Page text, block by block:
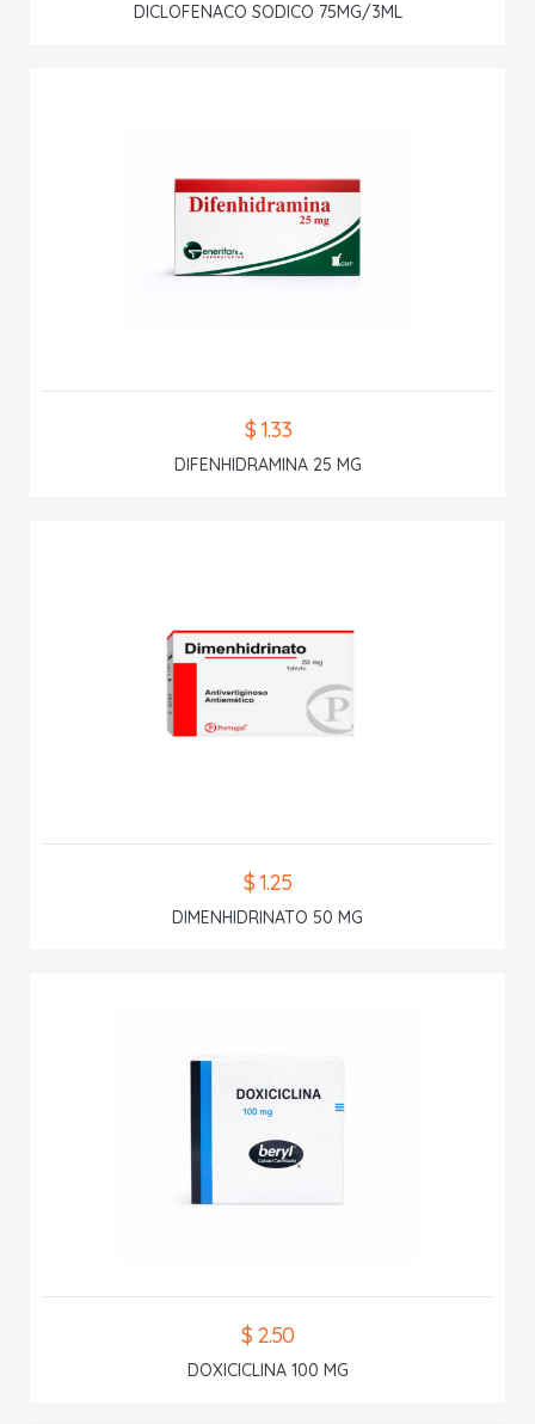
DICLOFENACO SODICO 75MG/3ML
$ 1.33
DIFENHIDRAMINA 25 MG
$ 1.25
DIMENHIDRINATO 50 MG
$ 2.50
DOXICICLINA 100 MG